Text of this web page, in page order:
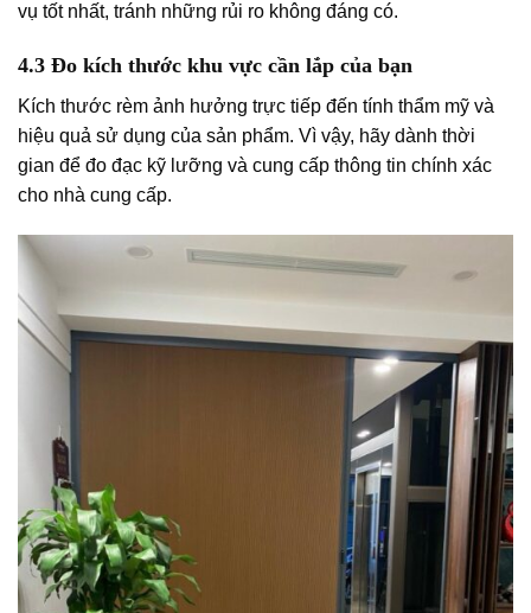
vụ tốt nhất, tránh những rủi ro không đáng có.
4.3 Đo kích thước khu vực cần lắp của bạn
Kích thước rèm ảnh hưởng trực tiếp đến tính thẩm mỹ và
hiệu quả sử dụng của sản phẩm. Vì vậy, hãy dành thời
gian để đo đạc kỹ lưỡng và cung cấp thông tin chính xác
cho nhà cung cấp.